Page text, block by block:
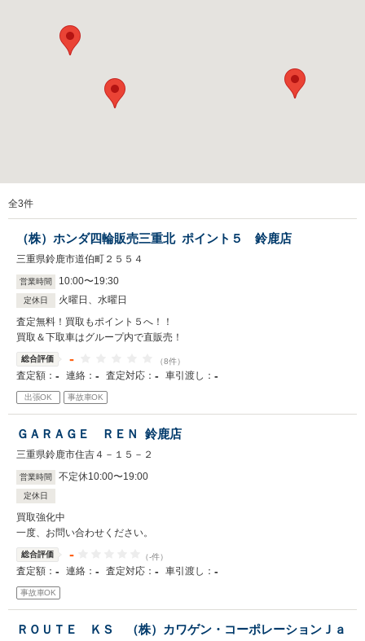
全3件
（株）ホンダ四輪販売三重北 ポイント５ 鈴鹿店
三重県鈴鹿市道伯町２５５４
営業時間 10:00〜19:30
定休日
火曜日、水曜日
査定無料！買取もポイント５へ！！
買取＆下取車はグループ内で直販売！
総合評価 - （8件）
査定額： - 連絡： - 査定対応： - 車引渡し： -
出張OK 事故車OK
ＧＡＲＡＧＥ ＲＥＮ 鈴鹿店
三重県鈴鹿市住吉４－１５－２
営業時間 不定休10:00〜19:00
定休日
買取強化中
一度、お問い合わせください。
総合評価 - （-件）
査定額： - 連絡： - 査定対応： - 車引渡し： -
事故車OK
ＲＯＵＴＥ ＫＳ （株）カワゲン・コーポレーションＪａ